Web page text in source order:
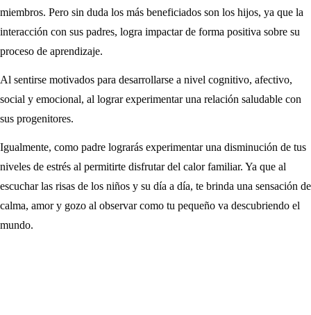
miembros. Pero sin duda los más beneficiados son los hijos, ya que la
interacción con sus padres, logra impactar de forma positiva sobre su
proceso de aprendizaje.
Al sentirse motivados para desarrollarse a nivel cognitivo, afectivo,
social y emocional, al lograr experimentar una relación saludable con
sus progenitores.
Igualmente, como padre lograrás experimentar una disminución de tus
niveles de estrés al permitirte disfrutar del calor familiar. Ya que al
escuchar las risas de los niños y su día a día, te brinda una sensación de
calma, amor y gozo al observar como tu pequeño va descubriendo el
mundo.